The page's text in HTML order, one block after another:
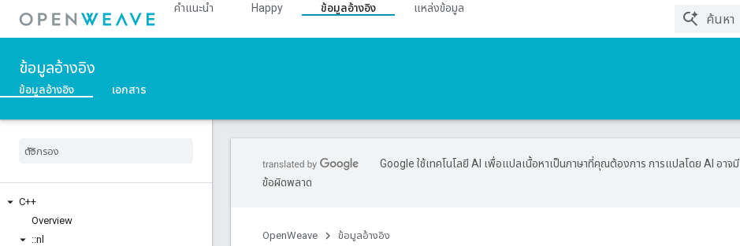
คำแนะนำ Happy ข้อมูลอ้างอิง
แหล่งข้อมูล
ข้อมูลอ้างอิง
ข้อมูลอ้างอิง เอกสาร
C++
Overview
::nl
Google ใช้เทคโนโลยี AI เพื่อแปลเนื้อหาเป็นภาษาที่คุณต้องการ การแปลโดย AI อาจมี
ข้อผิดพลาด
OpenWeave ข้อมูลอ้างอิง